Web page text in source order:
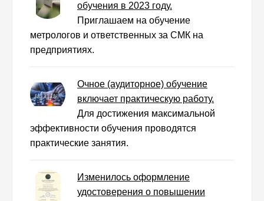
обучения в 2023 году.
Приглашаем на обучение
метрологов и ответственных за СМК на
предприятиях.
Очное (аудиторное) обучение
включает практическую работу.
Для достижения максимальной
эффективности обучения проводятся
практические занятия.
Изменилось оформление
удостоверения о повышении